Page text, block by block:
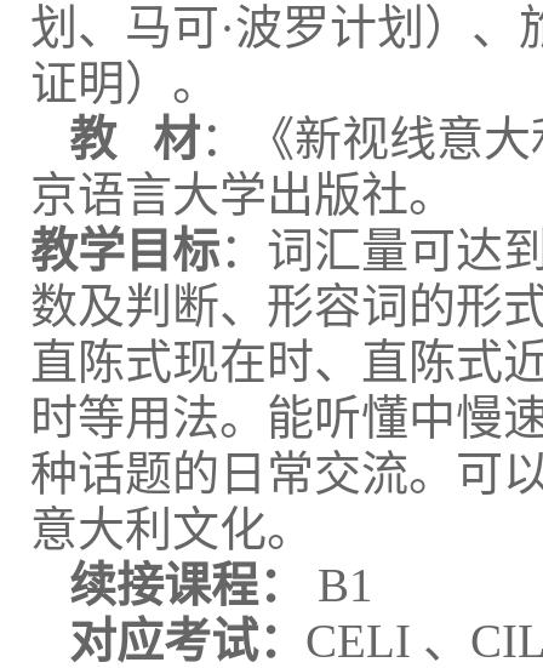
划、马可·波罗计划）
证明）。
教 材：《新视线意
京语言大学出版社。
教学目标：词汇量可达
数及判断、形容词的形
直陈式现在时、直陈式
时等用法。能听懂中慢
种话题的日常交流。可
意大利文化。
续接课程：
B1
对应考试： CELI 、